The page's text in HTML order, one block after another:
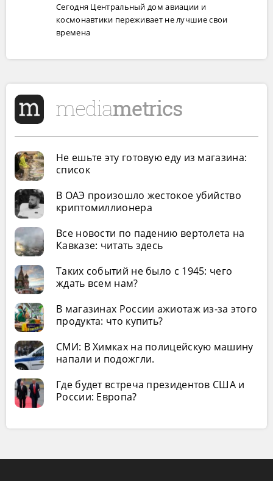
Сегодня Центральный дом авиации и
космонавтики переживает не лучшие свои
времена
Не ешьте эту готовую еду из магазина:
список
В ОАЭ произошло жестокое убийство
криптомиллионера
Все новости по падению вертолета на
Кавказе: читать здесь
Таких событий не было с 1945: чего
ждать всем нам?
В магазинах России ажиотаж из-за этого
продукта: что купить?
СМИ: В Химках на полицейскую машину
напали и подожгли.
Где будет встреча президентов США и
России: Европа?